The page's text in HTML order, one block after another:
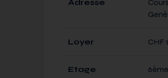
Adresse
Loyer CHF
Etage 6ème